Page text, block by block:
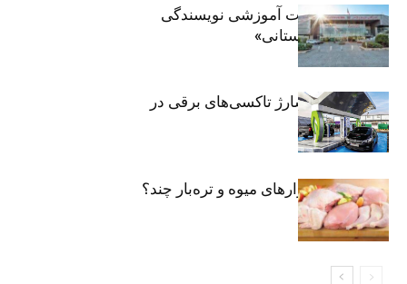
برگزاری جلسات آموزشی نویسندگی
«زندگی‌نامه داستانی»
توسعه شبکه شارژ تاکسی‌های برقی در
پایتخت
مرغ تازه در بازارهای میوه و تره‌بار چند؟